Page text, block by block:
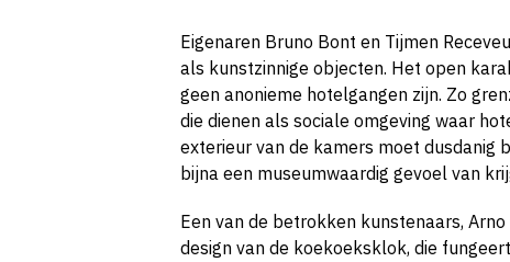
Eigenaren Bruno Bont en Tijmen
als kunstzinnige objecten. Het open
geen anonieme hotelgangen zijn. Zo
die dienen als sociale omgeving waar
exterieur van de kamers moet dusdanig
bijna een museumwaardig gevoel van
Een van de betrokken kunstenaars,
design van de koekoeksklok, die